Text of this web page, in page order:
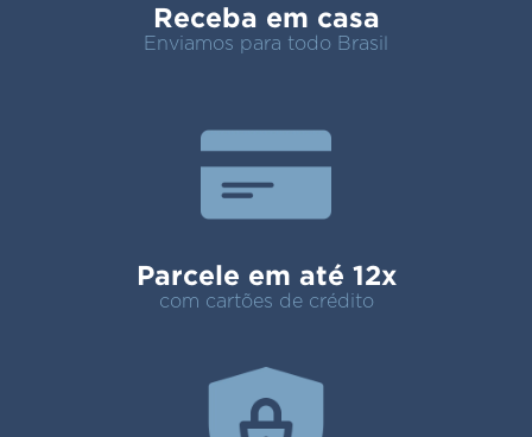
Receba em casa
Enviamos para todo Brasil
Parcele em até 12x
com cartões de crédito